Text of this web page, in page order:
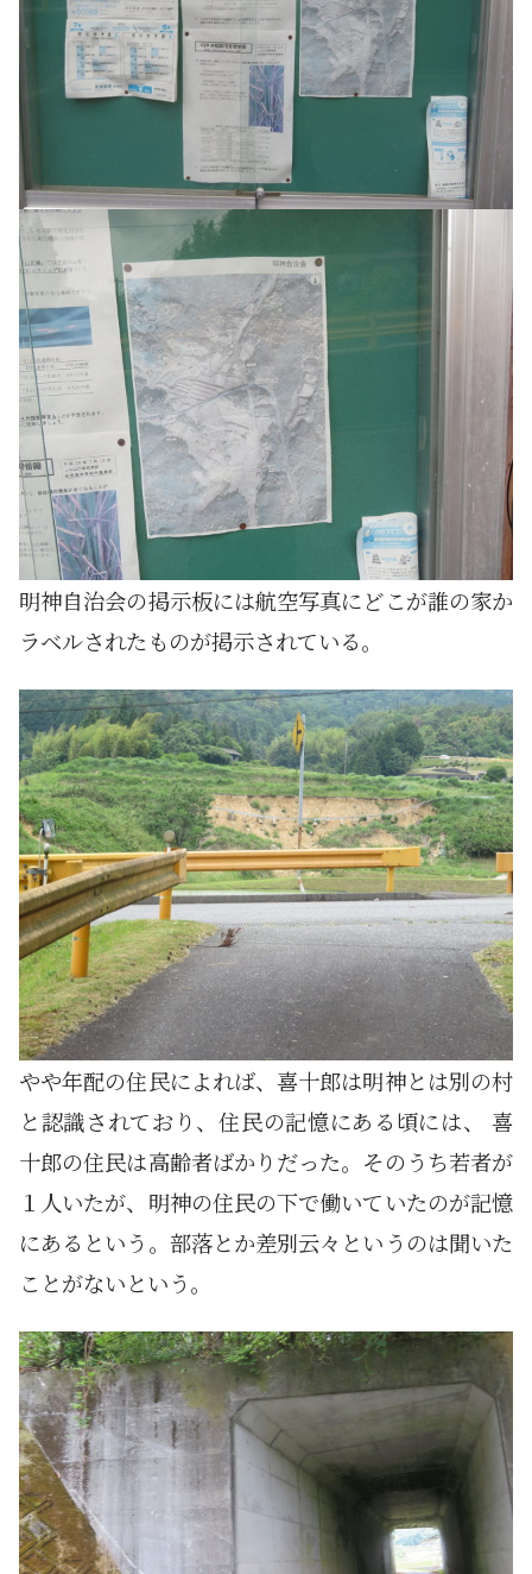
明神自治会の掲示板には航空写真にどこが誰の家か
ラベルされたものが掲示されている。
やや年配の住民によれば、喜十郎は明神とは別の村
と認識されており、住民の記憶にある頃には、 喜
十郎の住民は高齢者ばかりだった。そのうち若者が
１人いたが、明神の住民の下で働いていたのが記憶
にあるという。部落とか差別云々というのは聞いた
ことがないという。